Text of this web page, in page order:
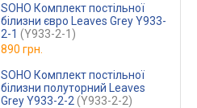
SOHO Комплект постільної
білизни євро Leaves Grey Y933-
2-1 (Y933-2-1)
890 грн.
SOHO Комплект постільної
білизни полуторний Leaves
Grey Y933-2-2 (Y933-2-2)